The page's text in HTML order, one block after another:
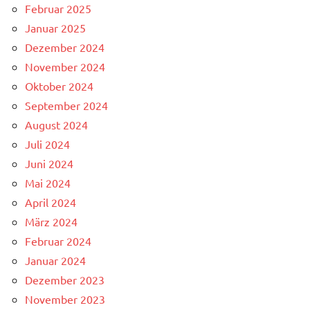
Februar 2025
Januar 2025
Dezember 2024
November 2024
Oktober 2024
September 2024
August 2024
Juli 2024
Juni 2024
Mai 2024
April 2024
März 2024
Februar 2024
Januar 2024
Dezember 2023
November 2023